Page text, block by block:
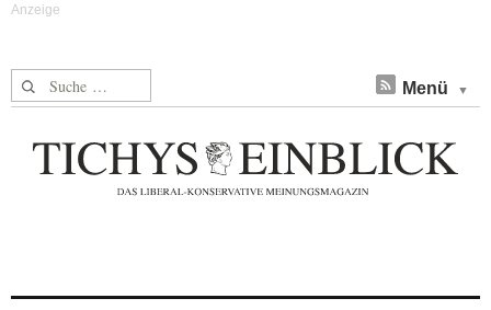
Suche nach: Menü